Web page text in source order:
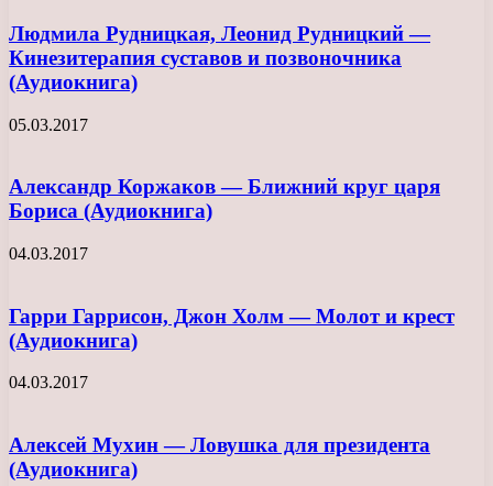
Людмила Рудницкая, Леонид Рудницкий —
Кинезитерапия суставов и позвоночника
(Аудиокнига)
05.03.2017
Александр Коржаков — Ближний круг царя
Бориса (Аудиокнига)
04.03.2017
Гарри Гаррисон, Джон Холм — Молот и крест
(Аудиокнига)
04.03.2017
Алексей Мухин — Ловушка для президента
(Аудиокнига)